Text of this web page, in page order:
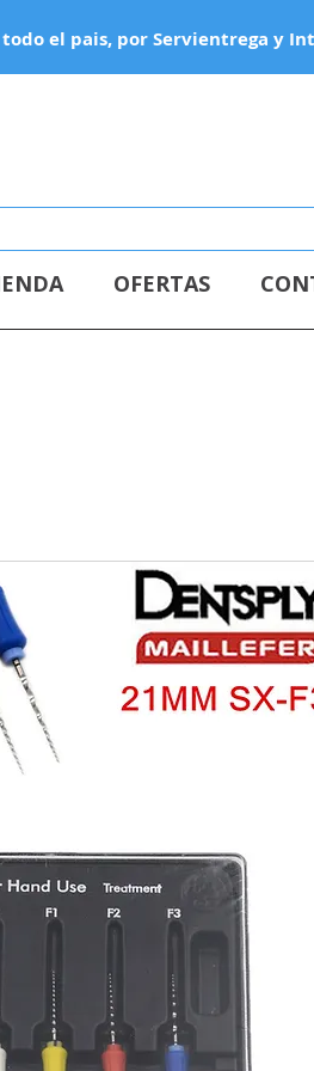
todo el pais, por Servientrega y
OFERTAS